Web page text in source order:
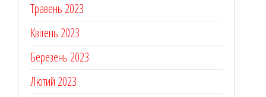
Травень 2023
Квітень 2023
Березень 2023
Лютий 2023